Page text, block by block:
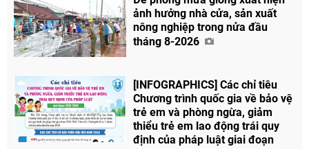
ảnh hưởng nhà cửa, sản xuất
nông nghiệp trong nửa đầu
tháng 8-2026
[INFOGRAPHICS] Các chỉ tiêu
Chương trình quốc gia về bảo vệ
trẻ em và phòng ngừa, giảm
thiểu trẻ em lao động trái quy
định của pháp luật giai đoạn